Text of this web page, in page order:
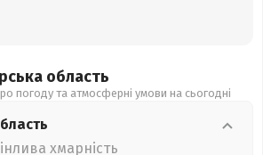
область
погоду та атмосферні умови на сьогодні
хмарність